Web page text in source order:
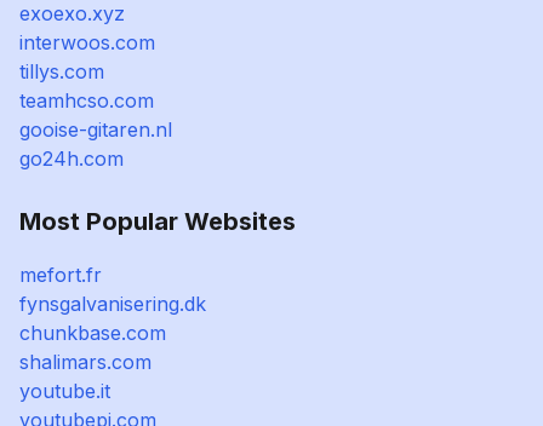
exoexo.xyz
interwoos.com
tillys.com
teamhcso.com
gooise-gitaren.nl
go24h.com
Most Popular Websites
mefort.fr
fynsgalvanisering.dk
chunkbase.com
shalimars.com
youtube.it
youtubepi.com